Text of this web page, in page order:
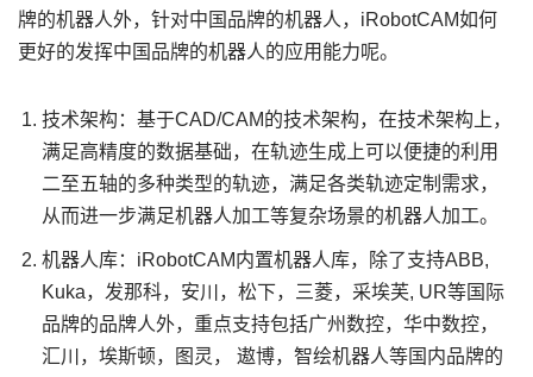
牌的机器人外，针对中国品牌的机器人，iRobotCAM如何
更好的发挥中国品牌的机器人的应用能力呢。
技术架构：基于CAD/CAM的技术架构，在技术架构上，
满足高精度的数据基础，在轨迹生成上可以便捷的利用
二至五轴的多种类型的轨迹，满足各类轨迹定制需求，
从而进一步满足机器人加工等复杂场景的机器人加工。
机器人库：iRobotCAM内置机器人库，除了支持ABB,
Kuka，发那科，安川，松下，三菱，采埃芙, UR等国际
品牌的品牌人外，重点支持包括广州数控，华中数控，
汇川，埃斯顿，图灵， 遨博，智绘机器人等国内品牌的